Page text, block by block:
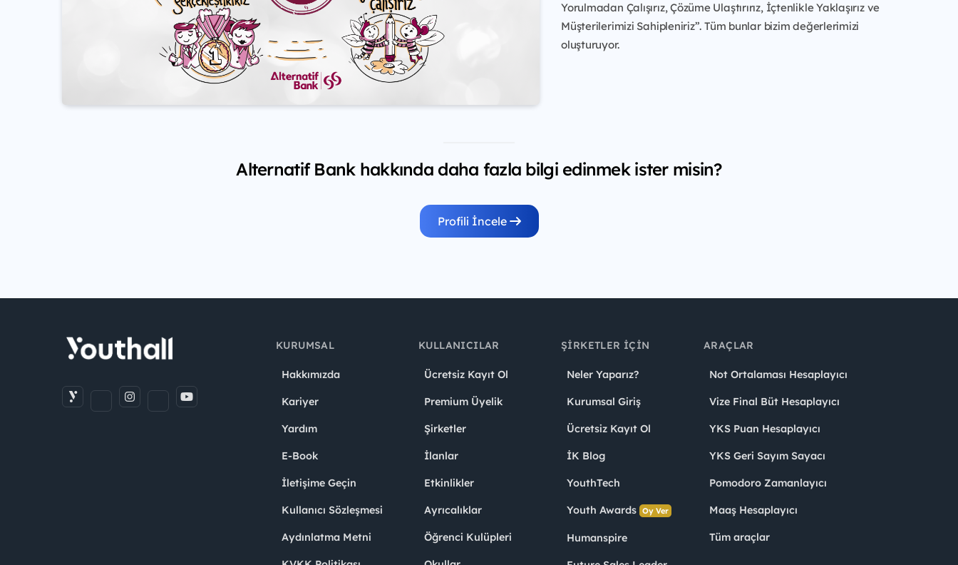
Yorulmadan Çalışırız, Çözüme Ulaştırırız, İçtenlikle Yaklaşırız ve
Müşterilerimizi Sahipleniriz”. Tüm bunlar bizim değerlerimizi
oluşturuyor.
Alternatif Bank hakkında daha fazla bilgi edinmek ister misin?
Profili İncele
KURUMSAL
Hakkımızda
Kariyer
Yardım
E-Book
İletişime Geçin
Kullanıcı Sözleşmesi
Aydınlatma Metni
KULLANICILAR
Ücretsiz Kayıt Ol
Premium Üyelik
Şirketler
İlanlar
Etkinlikler
Ayrıcalıklar
Öğrenci Kulüpleri
ŞIRKETLER İÇIN
Neler Yaparız?
Kurumsal Giriş
Ücretsiz Kayıt Ol
İK Blog
YouthTech
Youth Awards Oy Ver
Humanspire
ARAÇLAR
Not Ortalaması Hesaplayıcı
Vize Final Büt Hesaplayıcı
YKS Puan Hesaplayıcı
YKS Geri Sayım Sayacı
Pomodoro Zamanlayıcı
Maaş Hesaplayıcı
Tüm araçlar